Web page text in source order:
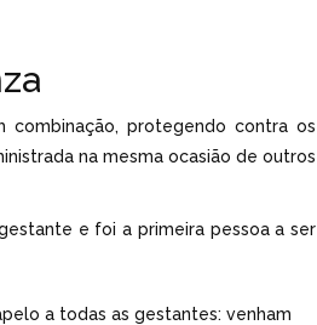
protegendo contra os
na mesma ocasião de outros
e foi a primeira pessoa a ser
a todas as gestantes: venham